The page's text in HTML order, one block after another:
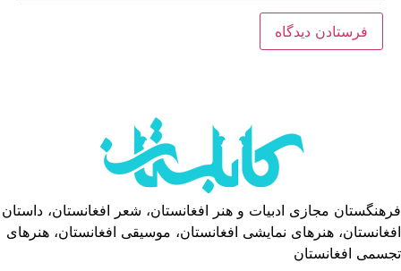
فرهنگستان مجازی ادبیات و هنر افغانستان، شعر افغانستان، داستان
افغانستان، هنرهای نمایشی افغانستان، موسیقی افغانستان، هنرهای
تجسمی افغانستان